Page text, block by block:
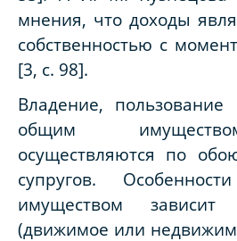
мнения, что доходы
собственностью с
[3, c. 98].
Владение,
общим
осуществляются по
супругов.
имуществом
(движимое или